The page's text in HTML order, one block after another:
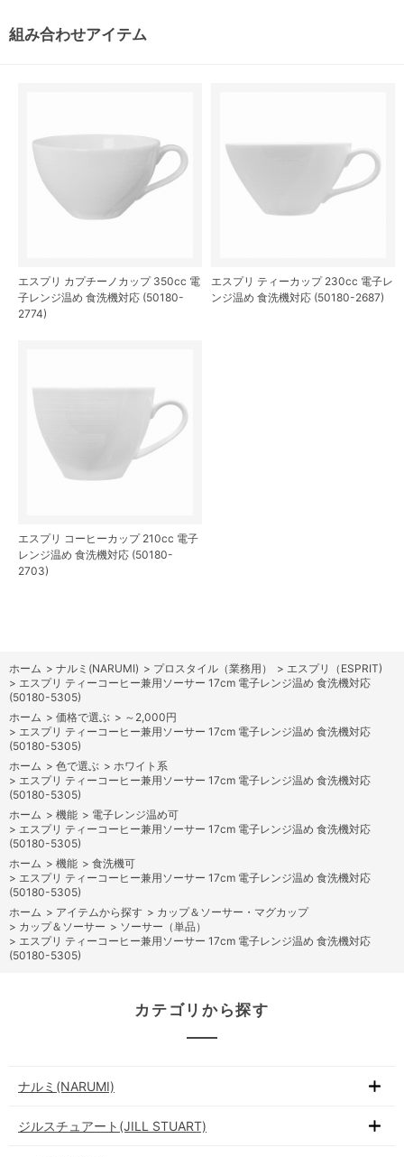
組み合わせアイテム
エスプリ カプチーノカップ 350cc 電
子レンジ温め 食洗機対応 (50180-
2774)
エスプリ ティーカップ 230cc 電子レ
ンジ温め 食洗機対応 (50180-2687)
エスプリ コーヒーカップ 210cc 電子
レンジ温め 食洗機対応 (50180-
2703)
ホーム > ナルミ(NARUMI) > プロスタイル（業務用） > エスプリ（ESPRIT)
> エスプリ ティーコーヒー兼用ソーサー 17cm 電子レンジ温め 食洗機対応
(50180-5305)
ホーム > 価格で選ぶ > ～2,000円
> エスプリ ティーコーヒー兼用ソーサー 17cm 電子レンジ温め 食洗機対応
(50180-5305)
ホーム > 色で選ぶ > ホワイト系
> エスプリ ティーコーヒー兼用ソーサー 17cm 電子レンジ温め 食洗機対応
(50180-5305)
ホーム > 機能 > 電子レンジ温め可
> エスプリ ティーコーヒー兼用ソーサー 17cm 電子レンジ温め 食洗機対応
(50180-5305)
ホーム > 機能 > 食洗機可
> エスプリ ティーコーヒー兼用ソーサー 17cm 電子レンジ温め 食洗機対応
(50180-5305)
ホーム > アイテムから探す > カップ＆ソーサー・マグカップ
> カップ＆ソーサー > ソーサー（単品）
> エスプリ ティーコーヒー兼用ソーサー 17cm 電子レンジ温め 食洗機対応
(50180-5305)
カテゴリから探す
ナルミ(NARUMI)
ジルスチュアート(JILL STUART)